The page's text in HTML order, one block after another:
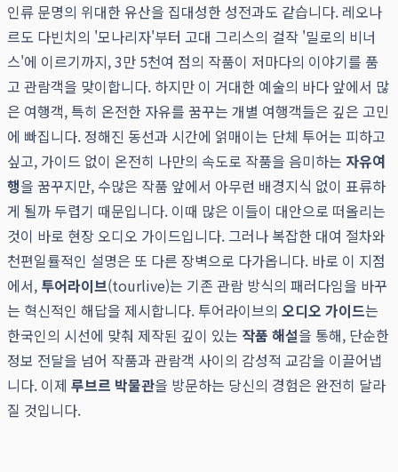
인류 문명의 위대한 유산을 집대성한 성전과도 같습니다. 레오나
르도 다빈치의 '모나리자'부터 고대 그리스의 걸작 '밀로의 비너
스'에 이르기까지, 3만 5천여 점의 작품이 저마다의 이야기를 품
고 관람객을 맞이합니다. 하지만 이 거대한 예술의 바다 앞에서 많
은 여행객, 특히 온전한 자유를 꿈꾸는 개별 여행객들은 깊은 고민
에 빠집니다. 정해진 동선과 시간에 얽매이는 단체 투어는 피하고
싶고, 가이드 없이 온전히 나만의 속도로 작품을 음미하는 자유여
행을 꿈꾸지만, 수많은 작품 앞에서 아무런 배경지식 없이 표류하
게 될까 두렵기 때문입니다. 이때 많은 이들이 대안으로 떠올리는
것이 바로 현장 오디오 가이드입니다. 그러나 복잡한 대여 절차와
천편일률적인 설명은 또 다른 장벽으로 다가옵니다. 바로 이 지점
에서, 투어라이브(tourlive)는 기존 관람 방식의 패러다임을 바꾸
는 혁신적인 해답을 제시합니다. 투어라이브의 오디오 가이드는
한국인의 시선에 맞춰 제작된 깊이 있는 작품 해설을 통해, 단순한
정보 전달을 넘어 작품과 관람객 사이의 감성적 교감을 이끌어냅
니다. 이제 루브르 박물관을 방문하는 당신의 경험은 완전히 달라
질 것입니다.